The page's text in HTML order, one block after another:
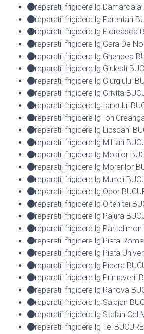
reparatii frigidere lg Damaroaia
reparatii frigidere lg Ferentari
reparatii frigidere lg Floreasca
reparatii frigidere lg Gara De
reparatii frigidere lg Ghencea
reparatii frigidere lg Giulesti
reparatii frigidere lg Giurgiului
reparatii frigidere lg Grivita
reparatii frigidere lg Iancului
reparatii frigidere lg Ion
reparatii frigidere lg Lipscani
reparatii frigidere lg Militari
reparatii frigidere lg Mosilor
reparatii frigidere lg Morarilor
reparatii frigidere lg Muncii
reparatii frigidere lg Obor
reparatii frigidere lg Oltenitei
reparatii frigidere lg Pajura
reparatii frigidere lg Pantelimon
reparatii frigidere lg Piata
reparatii frigidere lg Piata
reparatii frigidere lg Pipera
reparatii frigidere lg Primaverii
reparatii frigidere lg Rahova
reparatii frigidere lg Salajan
reparatii frigidere lg Stefan Cel
reparatii frigidere lg Tei